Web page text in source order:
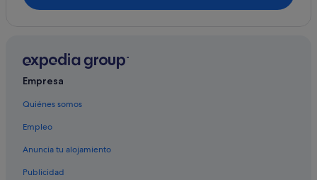
Hoteles con casino en Tahití
Hoteles en la playa en Tahití
B&B en Tahití
Empresa
Quiénes somos
Empleo
Anuncia tu alojamiento
Publicidad